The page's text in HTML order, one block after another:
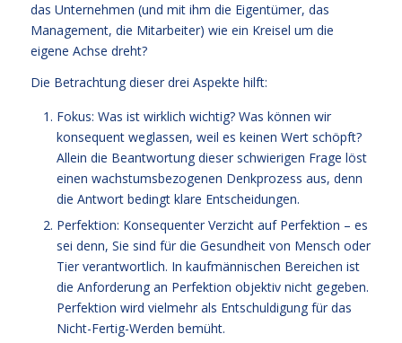
das Unternehmen (und mit ihm die Eigentümer, das
Management, die Mitarbeiter) wie ein Kreisel um die
eigene Achse dreht?
Die Betrachtung dieser drei Aspekte hilft:
Fokus: Was ist wirklich wichtig? Was können wir
konsequent weglassen, weil es keinen Wert schöpft?
Allein die Beantwortung dieser schwierigen Frage löst
einen wachstumsbezogenen Denkprozess aus, denn
die Antwort bedingt klare Entscheidungen.
Perfektion: Konsequenter Verzicht auf Perfektion – es
sei denn, Sie sind für die Gesundheit von Mensch oder
Tier verantwortlich. In kaufmännischen Bereichen ist
die Anforderung an Perfektion objektiv nicht gegeben.
Perfektion wird vielmehr als Entschuldigung für das
Nicht-Fertig-Werden bemüht.